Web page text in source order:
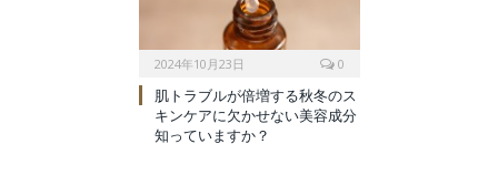
2024年10月23日
0
肌トラブルが倍増する秋冬のス
キンケアに欠かせない美容成分
知っていますか？